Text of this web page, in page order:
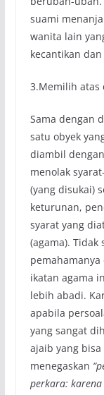
suami
wanita lain
kecantikan
3.Memilih atas
Sama dengan
satu obyek
diambil
menolak
(yang disukai)
keturunan,
syarat yang
(agama).
ikatan agama
lebih abadi.
apabila
yang sangat
ajaib yang bisa
menegaskan
perkara: